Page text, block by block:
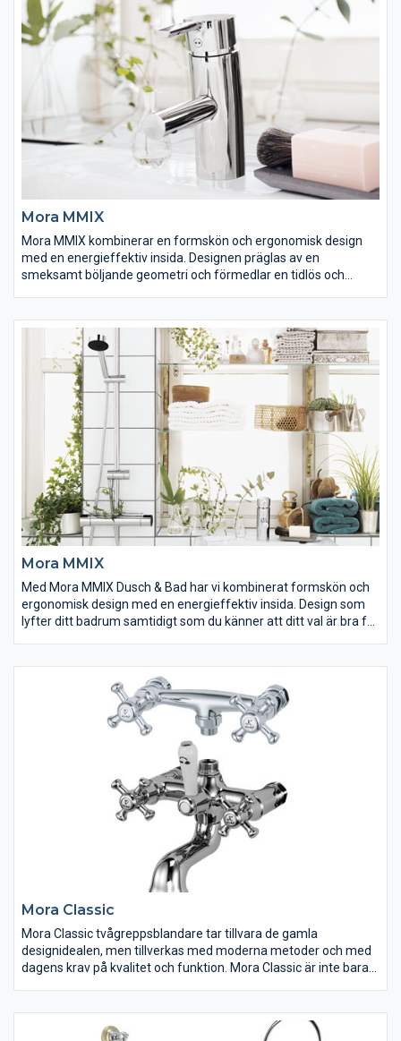
Mora MMIX
Mora MMIX kombinerar en formskön och ergonomisk design
med en energieffektiv insida. Designen präglas av en
smeksamt böljande geometri och förmedlar en tidlös och
låg energiförbrukning och långsiktig miljöhänsyn.
Mora MMIX
Med Mora MMIX Dusch & Bad har vi kombinerat formskön och
ergonomisk design med en energieffektiv insida. Design som
lyfter ditt badrum samtidigt som du känner att ditt val är bra för
Mora Classic
Mora Classic tvågreppsblandare tar tillvara de gamla
designidealen, men tillverkas med moderna metoder och med
dagens krav på kvalitet och funktion. Mora Classic är inte bara